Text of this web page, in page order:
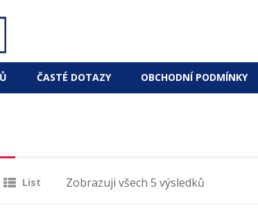
ČASTÉ DOTAZY OBCHODNÍ PODMÍNKY
List Zobrazuji všech 5 výsledků